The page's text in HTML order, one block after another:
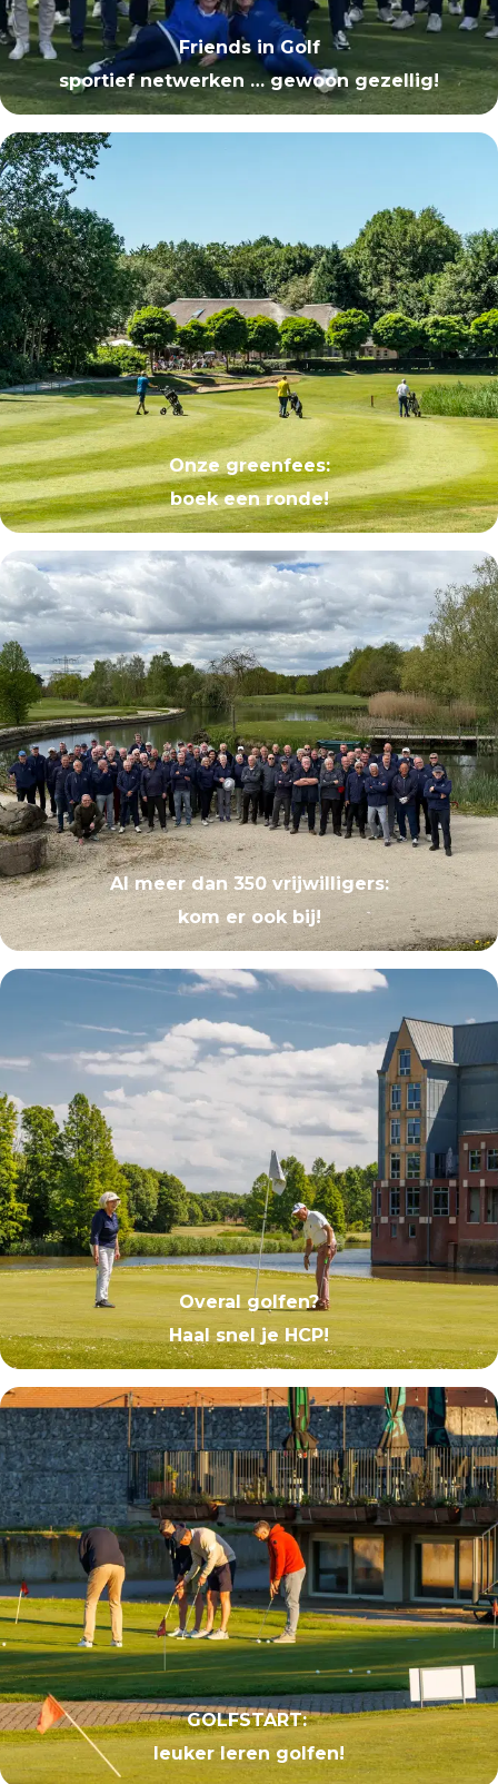
Friends in Golf
sportief netwerken … gewoon gezellig!
Onze greenfees:
boek een ronde!
Al meer dan 350 vrijwilligers:
kom er ook bij!
Overal golfen?
Haal snel je HCP!
GOLFSTART:
leuker leren golfen!